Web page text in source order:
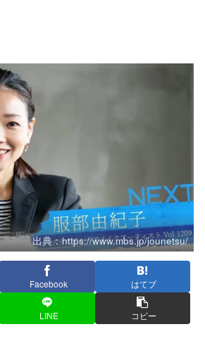
出典：https://www.mbs.jp/jounetsu/
Facebook はてブ
LINE コピー